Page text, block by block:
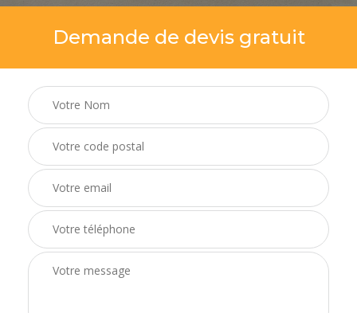
Demande de devis gratuit